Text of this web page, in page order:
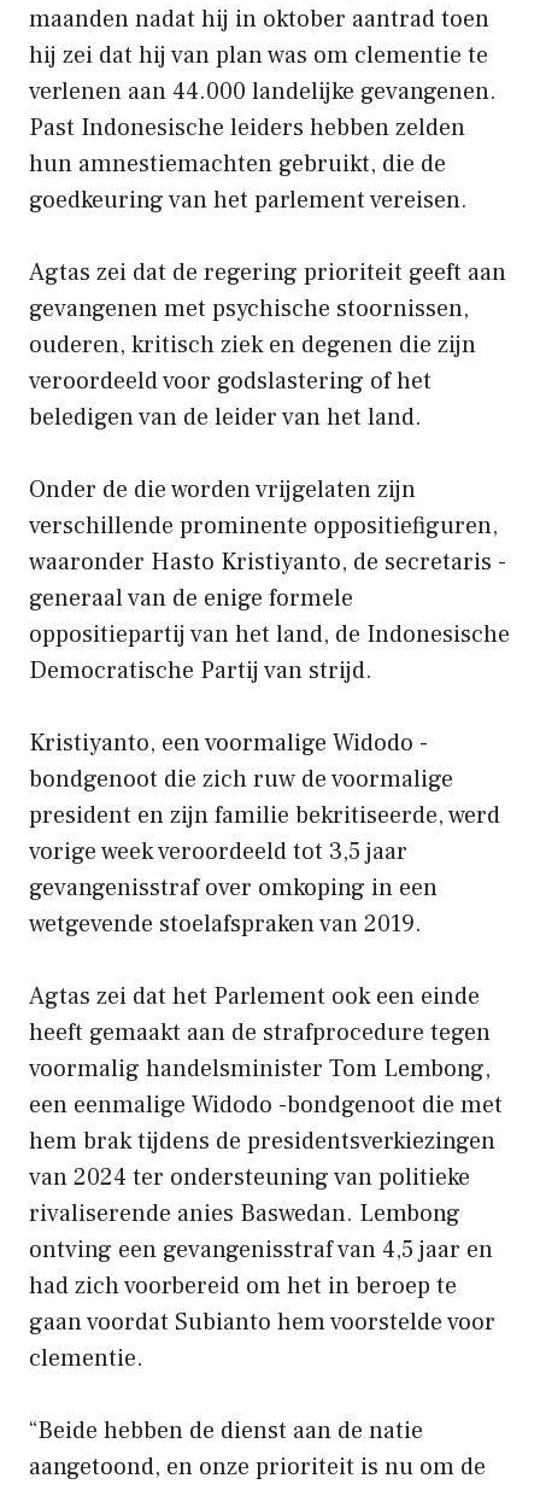
maanden nadat hij in oktober aantrad toen
hij zei dat hij van plan was om clementie te
verlenen aan 44.000 landelijke gevangenen.
Past Indonesische leiders hebben zelden
hun amnestiemachten gebruikt, die de
goedkeuring van het parlement vereisen.
Agtas zei dat de regering prioriteit geeft aan
gevangenen met psychische stoornissen,
ouderen, kritisch ziek en degenen die zijn
veroordeeld voor godslastering of het
beledigen van de leider van het land.
Onder de die worden vrijgelaten zijn
verschillende prominente oppositiefiguren,
waaronder Hasto Kristiyanto, de secretaris -
generaal van de enige formele
oppositiepartij van het land, de Indonesische
Democratische Partij van strijd.
Kristiyanto, een voormalige Widodo -
bondgenoot die zich ruw de voormalige
president en zijn familie bekritiseerde, werd
vorige week veroordeeld tot 3,5 jaar
gevangenisstraf over omkoping in een
wetgevende stoelafspraken van 2019.
Agtas zei dat het Parlement ook een einde
heeft gemaakt aan de strafprocedure tegen
voormalig handelsminister Tom Lembong,
een eenmalige Widodo -bondgenoot die met
hem brak tijdens de presidentsverkiezingen
van 2024 ter ondersteuning van politieke
rivaliserende anies Baswedan. Lembong
ontving een gevangenisstraf van 4,5 jaar en
had zich voorbereid om het in beroep te
gaan voordat Subianto hem voorstelde voor
clementie.
“Beide hebben de dienst aan de natie
aangetoond, en onze prioriteit is nu om de